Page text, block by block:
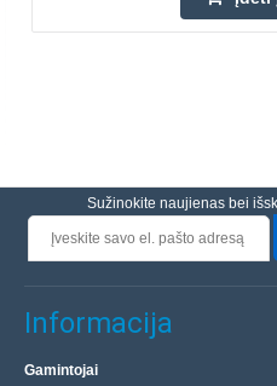
Sužinokite naujienas bei
Informacija
Gamintojai